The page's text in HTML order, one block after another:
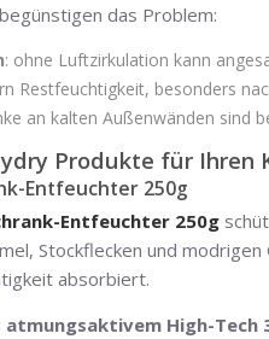
das Problem:
: ohne Luftzirkulation kann
Restfeuchtigkeit, besonders
an kalten Außenwänden sind
Produkte für Ihren
Entfeuchter 250g
Entfeuchter 250g
Stockflecken und
absorbiert.
atmungsaktivem High-Tech